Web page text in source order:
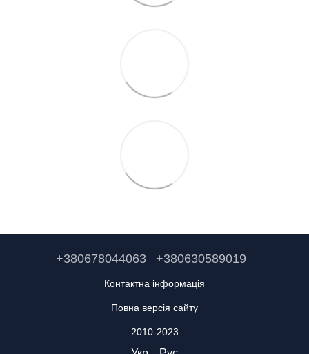
+380678044063 +380630589019
Контактна інформація
Повна версія сайту
2010-2023